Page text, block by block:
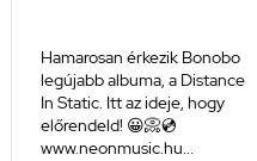
Hamarosan érkezik Bonobo
legújabb albuma, a Distance
In Static. Itt az ideje, hogy
előrendeld! 😀📀💿
www.neonmusic.hu...